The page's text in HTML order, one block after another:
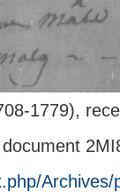
1779),
document